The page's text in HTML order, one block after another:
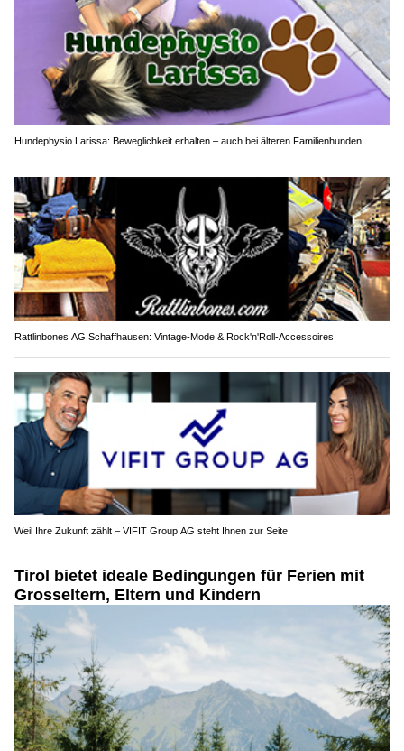
Hundephysio Larissa: Beweglichkeit erhalten – auch bei älteren Familienhunden
Rattlinbones AG Schaffhausen: Vintage-Mode & Rock'n'Roll-Accessoires
Weil Ihre Zukunft zählt – VIFIT Group AG steht Ihnen zur Seite
Tirol bietet ideale Bedingungen für Ferien mit
Grosseltern, Eltern und Kindern